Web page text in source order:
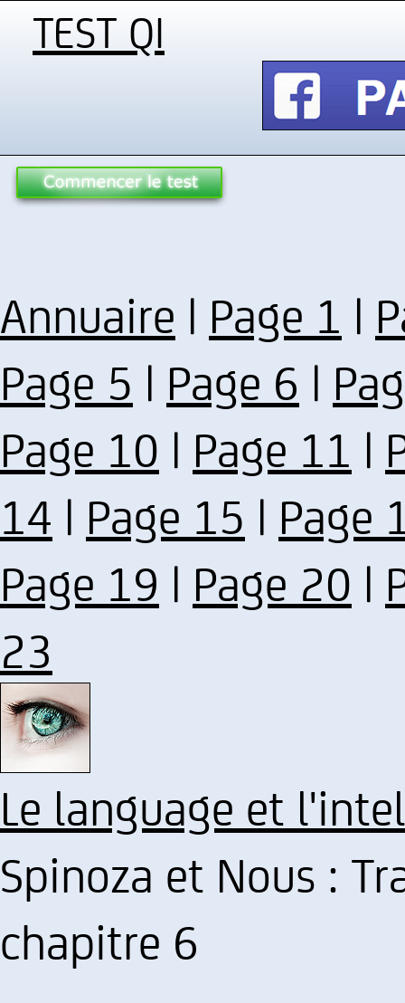
TEST QI
Annuaire | Page 1 |
Page 5 | Page 6 |
Page 10 | Page 11 |
14 | Page 15 | Page
Page 19 | Page 20 |
23
Le language et
Spinoza et Nous :
chapitre 6